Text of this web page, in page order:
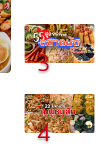
3
4